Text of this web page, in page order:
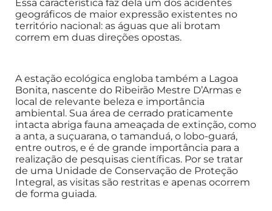
Essa característica faz dela um dos acidentes
geográficos de maior expressão existentes no
território nacional: as águas que ali brotam
correm em duas direções opostas.
A estação ecológica engloba também a Lagoa
Bonita, nascente do Ribeirão Mestre D’Armas e
local de relevante beleza e importância
ambiental. Sua área de cerrado praticamente
intacta abriga fauna ameaçada de extinção, como
a anta, a suçuarana, o tamanduá, o lobo-guará,
entre outros, e é de grande importância para a
realização de pesquisas científicas. Por se tratar
de uma Unidade de Conservação de Proteção
Integral, as visitas são restritas e apenas ocorrem
de forma guiada.